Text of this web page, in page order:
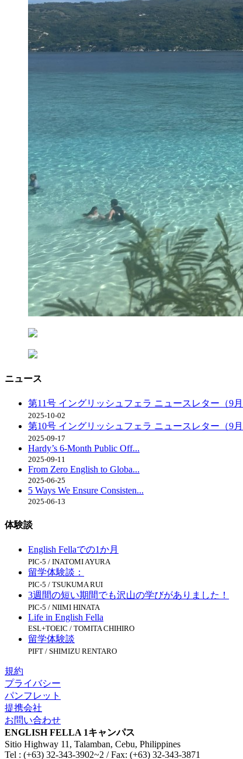
ニュース
第11号 イングリッシュフェラ ニュースレター（9
2025-10-02
第10号 イングリッシュフェラ ニュースレター（9
2025-09-17
Hardy’s 6-Month Public Off...
2025-09-11
From Zero English to Globa...
2025-06-25
5 Ways We Ensure Consisten...
2025-06-13
体験談
English Fellaでの1か月
PIC-5 / INATOMI AYURA
留学体験談：
PIC-5 / TSUKUMA RUI
3週間の短い期間でも沢山の学びがありました！
PIC-5 / NIIMI HINATA
Life in English Fella
ESL+TOEIC / TOMITA CHIHIRO
留学体験談
PIFT / SHIMIZU RENTARO
規約
プライバシー
パンフレット
提携会社
お問い合わせ
ENGLISH FELLA 1キャンパス
Sitio Highway 11, Talamban, Cebu, Philippines
Tel : (+63) 32-343-3902~2 / Fax: (+63) 32-343-3871